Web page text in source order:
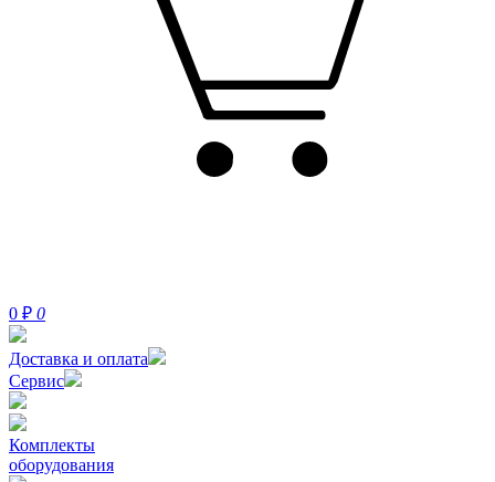
0 ₽ 0
Доставка и оплата
Сервис
Комплекты
оборудования